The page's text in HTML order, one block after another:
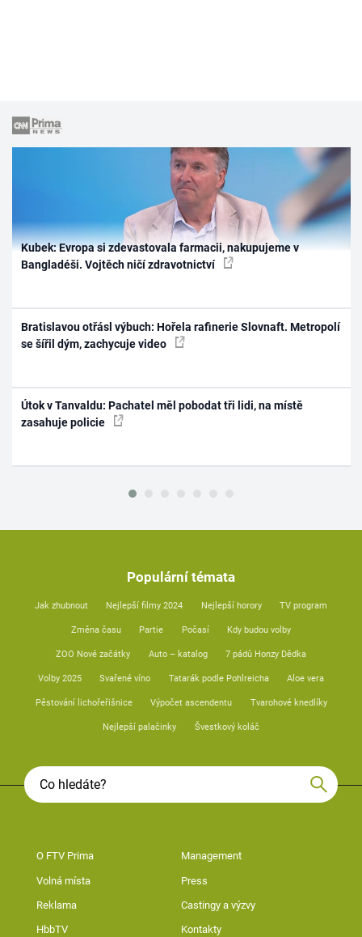
Kubek: Evropa si zdevastovala farmacii, nakupujeme v
Bangladéši. Vojtěch ničí zdravotnictví
Bratislavou otřásl výbuch: Hořela rafinerie Slovnaft. Metropolí
se šířil dým, zachycuje video
Útok v Tanvaldu: Pachatel měl pobodat tři lidi, na místě
zasahuje policie
Populární témata
Jak zhubnout Nejlepší filmy 2024 Nejlepší horory TV program
Změna času Partie Počasí Kdy budou volby
ZOO Nové začátky Auto – katalog 7 pádů Honzy Dědka
Volby 2025 Svařené víno Tatarák podle Pohlreicha Aloe vera
Pěstování lichořeřišnice Výpočet ascendentu Tvarohové knedlíky
Nejlepší palačinky Švestkový koláč
O FTV Prima Management
Volná místa Press
Reklama Castingy a výzvy
HbbTV Kontakty